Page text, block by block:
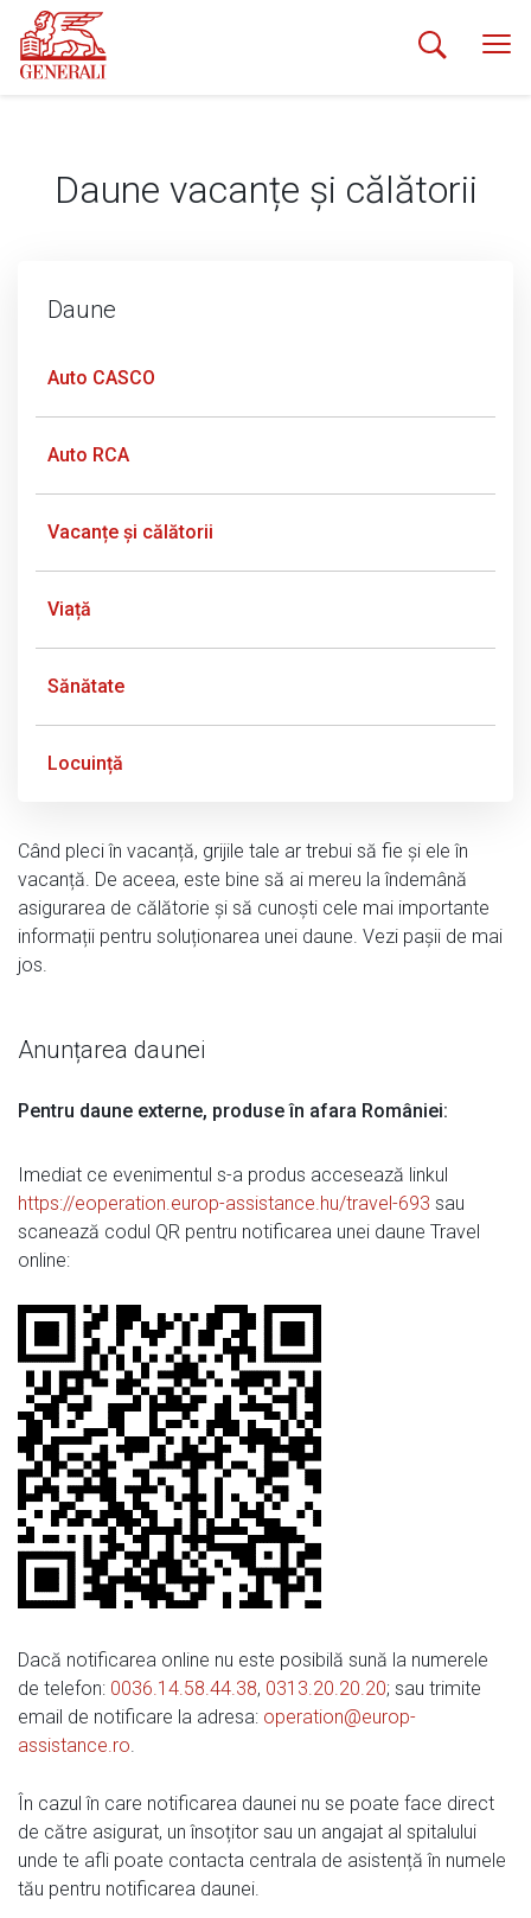
Daune vacanțe și călătorii
Daune
Auto CASCO
Auto RCA
Vacanțe și călătorii
Viață
Sănătate
Locuință
Când pleci în vacanță, grijile tale ar trebui să fie și ele în
vacanță. De aceea, este bine să ai mereu la îndemână
asigurarea de călătorie și să cunoști cele mai importante
informații pentru soluționarea unei daune. Vezi pașii de mai
jos.
Anunțarea daunei
Pentru daune externe, produse în afara României:
Imediat ce evenimentul s-a produs accesează linkul
https://eoperation.europ-assistance.hu/travel-693 sau
scanează codul QR pentru notificarea unei daune Travel
online:
Dacă notificarea online nu este posibilă sună la numerele
de telefon: 0036.14.58.44.38, 0313.20.20.20; sau trimite
email de notificare la adresa: operation@europ-
assistance.ro.
În cazul în care notificarea daunei nu se poate face direct
de către asigurat, un însoțitor sau un angajat al spitalului
unde te afli poate contacta centrala de asistență în numele
tău pentru notificarea daunei.